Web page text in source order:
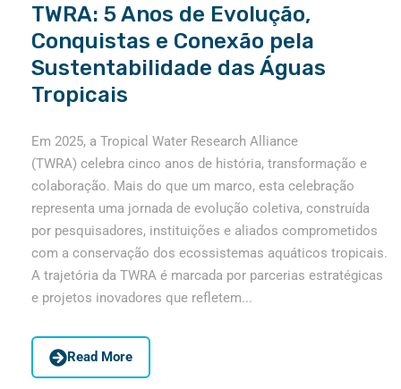
TWRA: 5 Anos de Evolução,
Conquistas e Conexão pela
Sustentabilidade das Águas
Tropicais
Em 2025, a Tropical Water Research Alliance
(TWRA) celebra cinco anos de história, transformação e
colaboração. Mais do que um marco, esta celebração
representa uma jornada de evolução coletiva, construída
por pesquisadores, instituições e aliados comprometidos
com a conservação dos ecossistemas aquáticos tropicais.
A trajetória da TWRA é marcada por parcerias estratégicas
e projetos inovadores que refletem...
Read More